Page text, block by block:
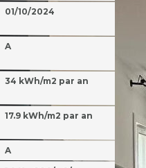
01/10/2024
A
34 kWh/m2 par an
17.9 kWh/m2 par an
A